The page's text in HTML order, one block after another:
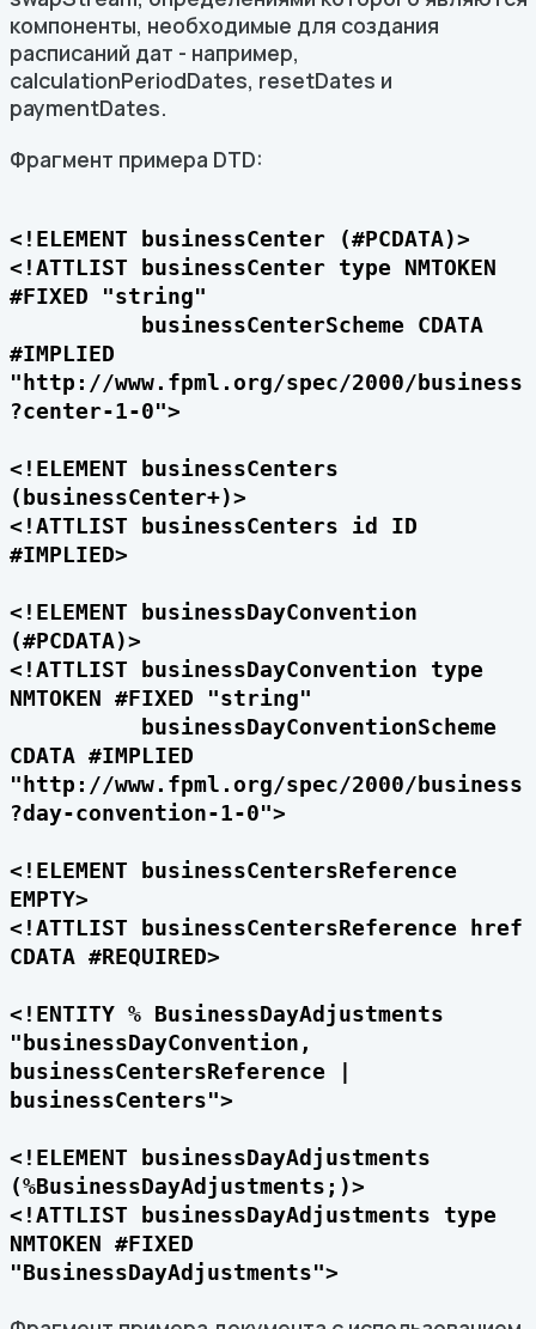
компоненты, необходимые для создания
расписаний дат - например,
calculationPeriodDates, resetDates и
paymentDates.
Фрагмент примера DTD:
<!ELEMENT businessCenter (#PCDATA)>
<!ATTLIST businessCenter type NMTOKEN
#FIXED "string"
businessCenterScheme CDATA
#IMPLIED
"http://www.fpml.org/spec/2000/business
?center-1-0">
<!ELEMENT businessCenters
(businessCenter+)>
<!ATTLIST businessCenters id ID
#IMPLIED>
<!ELEMENT businessDayConvention
(#PCDATA)>
<!ATTLIST businessDayConvention type
NMTOKEN #FIXED "string"
businessDayConventionScheme
CDATA #IMPLIED
"http://www.fpml.org/spec/2000/business
?day-convention-1-0">
<!ELEMENT businessCentersReference
EMPTY>
<!ATTLIST businessCentersReference href
CDATA #REQUIRED>
<!ENTITY % BusinessDayAdjustments
"businessDayConvention,
businessCentersReference |
businessCenters">
<!ELEMENT businessDayAdjustments
(%BusinessDayAdjustments;)>
<!ATTLIST businessDayAdjustments type
NMTOKEN #FIXED
"BusinessDayAdjustments">